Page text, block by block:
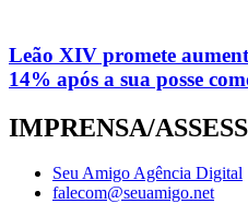
Leão XIV promete
14% após a sua posse
IMPRENSA/
Seu Amigo Agência Digital
falecom@seuamigo.net